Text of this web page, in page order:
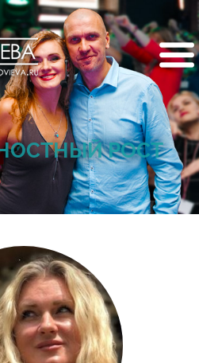
РОСТ